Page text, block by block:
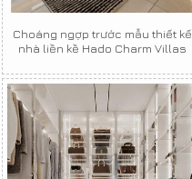
Choáng ngợp trước mẫu thiết kế
nhà liền kề Hado Charm Villas